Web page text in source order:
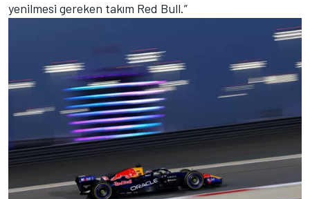
yenilmesi gereken takım Red Bull.”